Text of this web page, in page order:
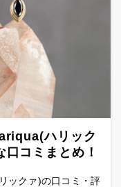
ハリック
コミまとめ！
ックァ)の口コミ・評